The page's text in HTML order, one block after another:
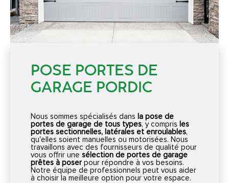
POSE PORTES DE
GARAGE PORDIC
Nous sommes spécialisés dans la pose de
portes de garage de tous types, y compris les
portes sectionnelles, latérales et enroulables,
qu'elles soient manuelles ou motorisées. Nous
travaillons avec des fournisseurs de qualité pour
vous offrir une sélection de portes de garage
prêtes à poser pour répondre à vos besoins.
Notre équipe de professionnels peut vous aider
à choisir la meilleure option pour votre espace.